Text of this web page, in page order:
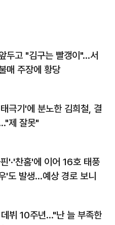
두고 "김구는 빨갱이"…서
매 주장에 황당
극기'에 분노한 김희철, 결
제 잘못"
'·'찬홈'에 이어 16호 태풍
'도 발생…예상 경로 보니
뷔 10주년…"난 늘 부족한